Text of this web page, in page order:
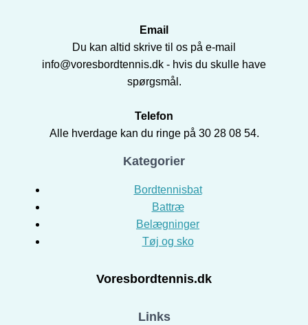
Email
Du kan altid skrive til os på e-mail
info@voresbordtennis.dk - hvis du skulle have
spørgsmål.
Telefon
Alle hverdage kan du ringe på 30 28 08 54.
Kategorier
Bordtennisbat
Battræ
Belægninger
Tøj og sko
Voresbordtennis.dk
Links